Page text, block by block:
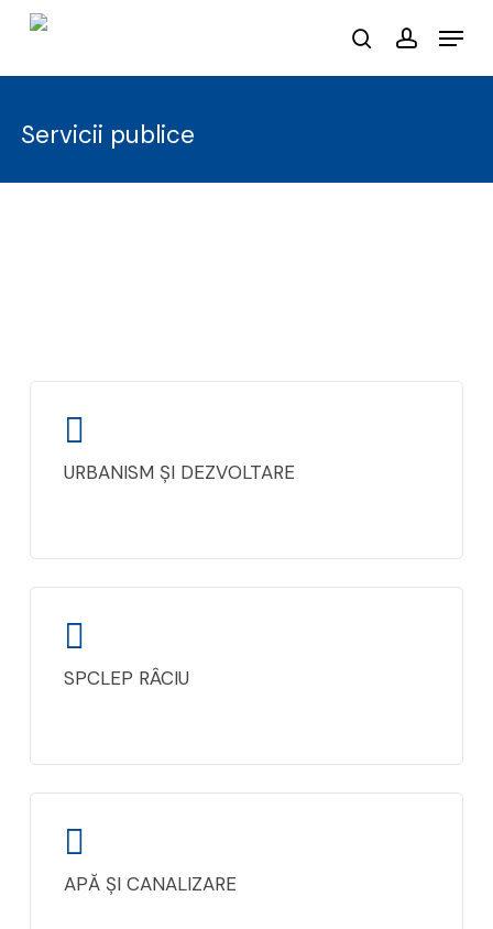
Skip
main
searchaccount
Menu
Servicii publice
URBANISM ȘI DEZVOLTARE
SPCLEP RÂCIU
APĂ ȘI CANALIZARE